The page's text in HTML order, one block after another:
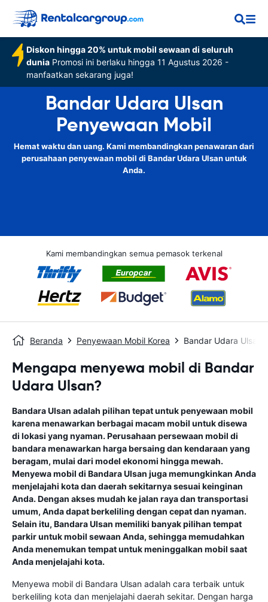
Diskon hingga 20% untuk mobil sewaan di seluruh
dunia Promosi ini berlaku hingga 11 Agustus 2026 -
manfaatkan sekarang juga!
Bandar Udara Ulsan
Penyewaan Mobil
Hemat waktu dan uang. Kami membandingkan penawaran dari
perusahaan penyewaan mobil di Bandar Udara Ulsan untuk
Anda.
Kami membandingkan semua pemasok terkenal
Beranda Penyewaan Mobil Korea Bandar Udara Ulsan
Mengapa menyewa mobil di Bandar
Udara Ulsan?
Bandara Ulsan adalah pilihan tepat untuk penyewaan mobil
karena menawarkan berbagai macam mobil untuk disewa
di lokasi yang nyaman. Perusahaan persewaan mobil di
bandara menawarkan harga bersaing dan kendaraan yang
beragam, mulai dari model ekonomi hingga mewah.
Menyewa mobil di Bandara Ulsan juga memungkinkan Anda
menjelajahi kota dan daerah sekitarnya sesuai keinginan
Anda. Dengan akses mudah ke jalan raya dan transportasi
umum, Anda dapat berkeliling dengan cepat dan nyaman.
Selain itu, Bandara Ulsan memiliki banyak pilihan tempat
parkir untuk mobil sewaan Anda, sehingga memudahkan
Anda menemukan tempat untuk meninggalkan mobil saat
Anda menjelajahi kota.
Menyewa mobil di Bandara Ulsan adalah cara terbaik untuk
berkeliling kota dan menjelajahi daerah sekitar. Dengan harga